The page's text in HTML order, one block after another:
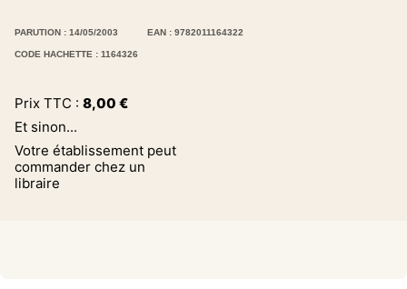
PARUTION : 14/05/2003 EAN : 9782011164322
CODE HACHETTE : 1164326
Prix TTC : 8,00 €
Et sinon...
Votre établissement peut
commander chez un
libraire